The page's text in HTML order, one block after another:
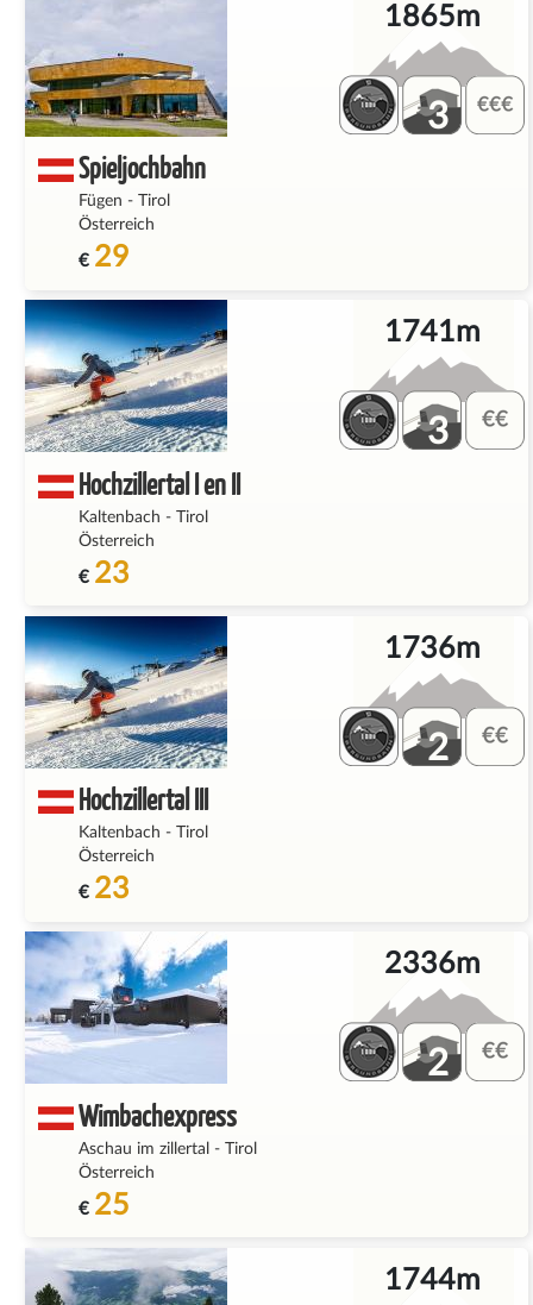
Spieljochbahn
Fügen -
Tirol
Österreich
€ 29
1865m
3
Hochzillertal I en II
Kaltenbach - Tirol
Österreich
€ 23
1741m
3
Hochzillertal III
Kaltenbach -
Tirol
Österreich
€ 23
1736m
2
Wimbachexpress
Aschau im zillertal - Tirol
Österreich
€ 25
2336m
2
1744m